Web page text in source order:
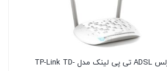
مودم وایرلس ADSL تی پی لینک مدل TP-Link TD-